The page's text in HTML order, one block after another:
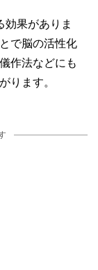
効果がありま
で脳の活性化
作法などにも
ります。